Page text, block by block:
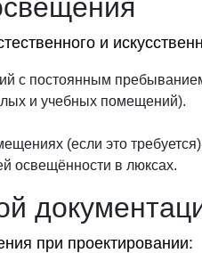
и
с постоянным
и учебных помещений).
(если это
освещённости в люксах.
при проектировании: